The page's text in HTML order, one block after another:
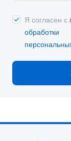
Я согласен с
обработки